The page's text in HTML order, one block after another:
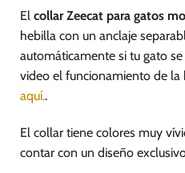
El collar Zeecat para gatos
hebilla con un anclaje
automáticamente si tu gato
video el funcionamiento de la
aquí..
El collar tiene colores muy
contar con un diseño